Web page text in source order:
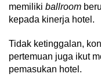
memiliki ballroom
kepada kinerja hotel.
Tidak ketinggalan,
pertemuan juga ikut
pemasukan hotel.